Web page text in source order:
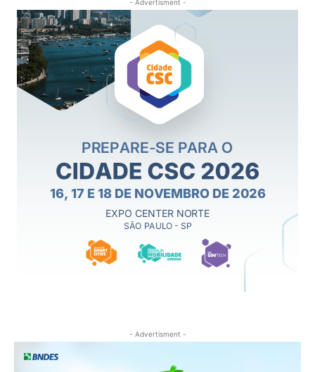
- Advertisment -
- Advertisment -